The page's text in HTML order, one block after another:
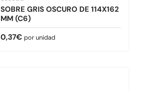
SOBRE GRIS OSCURO DE 114X162
MM (C6)
Precio normal
0,37€ por unidad